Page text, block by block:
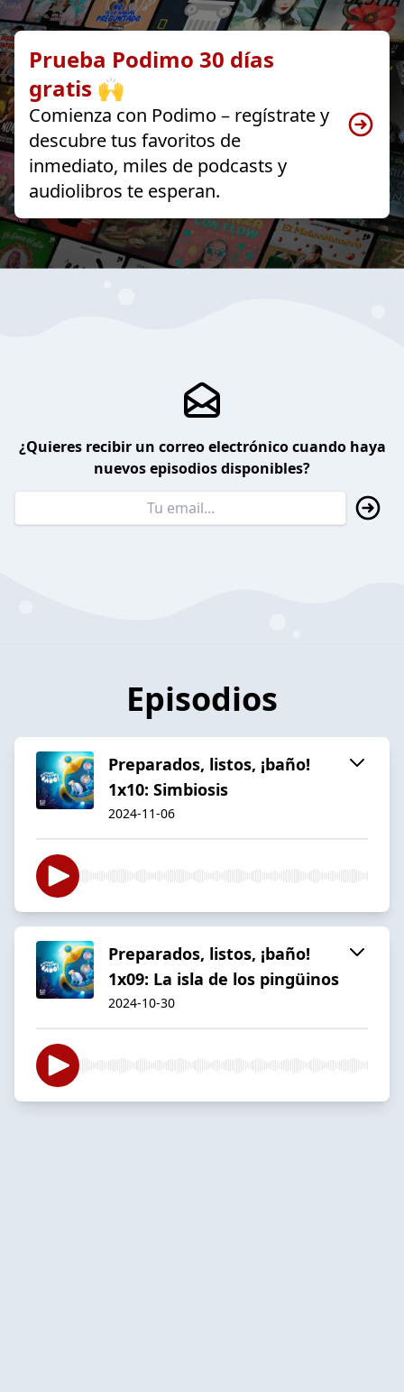
Prueba Podimo 30 días
gratis 🙌
Comienza con Podimo – regístrate y
descubre tus favoritos de
inmediato, miles de podcasts y
audiolibros te esperan.
¿Quieres recibir un correo electrónico cuando haya
nuevos episodios disponibles?
Episodios
Preparados, listos, ¡baño!
1x10: Simbiosis
2024-11-06
Preparados, listos, ¡baño!
1x09: La isla de los pingüinos
2024-10-30